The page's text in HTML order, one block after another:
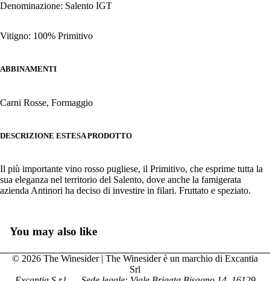
Denominazione: Salento IGT
Vitigno: 100% Primitivo
ABBINAMENTI
Carni Rosse, Formaggio
DESCRIZIONE ESTESA PRODOTTO
Il più importante vino rosso pugliese, il Primitivo, che esprime tutta la
sua eleganza nel territorio del Salento, dove anche la famigerata
azienda Antinori ha deciso di investire in filari. Fruttato e speziato.
You may also like
© 2026 The Winesider | The Winesider è un marchio di Excantia
Srl